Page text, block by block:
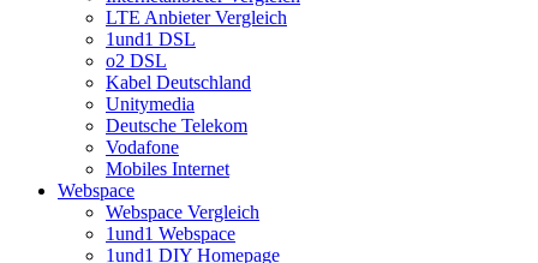
LTE Anbieter Vergleich
1und1 DSL
o2 DSL
Kabel Deutschland
Unitymedia
Deutsche Telekom
Vodafone
Mobiles Internet
Webspace
Webspace Vergleich
1und1 Webspace
1und1 DIY Homepage